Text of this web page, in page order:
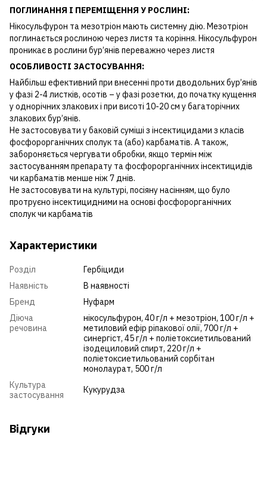
ПОГЛИНАННЯ І ПЕРЕМІЩЕННЯ У РОСЛИНІ:
Нікосульфурон та мезотріон мають системну дію. Мезотріон
поглинається рослиною через листя та коріння. Нікосульфурон
проникає в рослини бур’янів переважно через листя
ОСОБЛИВОСТІ ЗАСТОСУВАННЯ:
Найбільш ефективний при внесенні проти дводольних бур’янів
у фазі 2-4 листків, осотів – у фазі розетки, до початку кущення
у однорічних злакових і при висоті 10-20 см у багаторічних
злакових бур’янів.
Не застосовувати у баковій суміші з інсектицидами з класів
фосфорорганічних сполук та (або) карбаматів. А також,
забороняється чергувати обробки, якщо термін між
застосуванням препарату та фосфорорганічних інсектицидів
чи карбаматів менше ніж 7 днів.
Не застосовувати на культурі, посіяну насінням, що було
протруєно інсектицидними на основі фосфорорганічних
сполук чи карбаматів
Характеристики
Розділ
Гербіциди
Наявність
В наявності
Бренд
Нуфарм
Діюча
речовина
нікосульфурон, 40 г/л + мезотріон, 100 г/л +
метиловий ефір ріпакової олії, 700 г/л +
синергіст, 45 г/л + поліетоксиетильований
ізодециловий спирт, 220 г/л +
поліетоксиетильований сорбітан
монолаурат, 500 г/л
Культура
застосування
Кукурудза
Відгуки